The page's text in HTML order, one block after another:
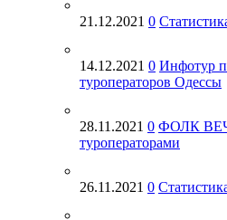
Сентябрь 2019
Июль 2019
Май 2019
Март 2019
21.12.2021 0
14.12.2021 0 Инфотур
туроператоров Одессы
28.11.2021 0 ФОЛК
туроператорами
26.11.2021 0